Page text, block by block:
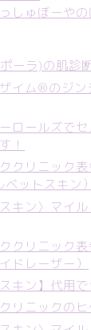
しゅぼーや
ーラ)の肌診
イム®のジン
ロールズで
！
クリニック
ットスキン）
スキン〉マイ
クリニック
ドレーザー）
スキン】代用
リニックの